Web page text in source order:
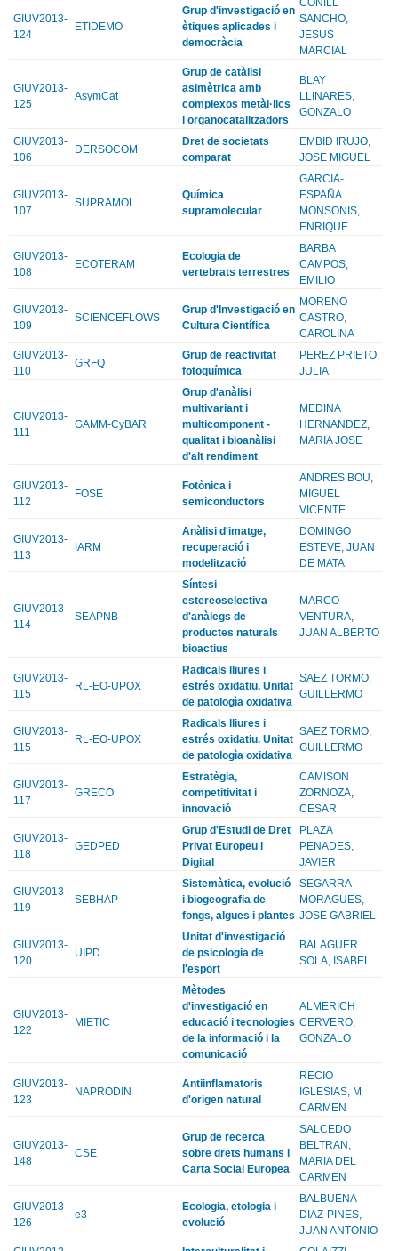
GIUV2013-
124
ETIDEMO
Grup d'investigació en
ètiques aplicades i
democràcia
SANCHO,
JESUS
MARCIAL
GIUV2013-
125
AsymCat
Grup de catàlisi
asimètrica amb
complexos metàl·lics
i organocatalitzadors
BLAY
LLINARES,
GONZALO
GIUV2013-
106
DERSOCOM
Dret de societats
comparat
EMBID IRUJO,
JOSE MIGUEL
GIUV2013-
107
SUPRAMOL
Química
supramolecular
GARCIA-
ESPAÑA
MONSONIS,
ENRIQUE
GIUV2013-
108
ECOTERAM
Ecologia de
vertebrats terrestres
BARBA
CAMPOS,
EMILIO
GIUV2013-
109
SCIENCEFLOWS
Grup d'Investigació en
Cultura Científica
MORENO
CASTRO,
CAROLINA
GIUV2013-
110
GRFQ
Grup de reactivitat
fotoquímica
PEREZ PRIETO,
JULIA
GIUV2013-
111
GAMM-CyBAR
Grup d'anàlisi
multivariant i
multicomponent -
qualitat i bioanàlisi
d'alt rendiment
MEDINA
HERNANDEZ,
MARIA JOSE
GIUV2013-
112
FOSE
Fotònica i
semiconductors
ANDRES BOU,
MIGUEL
VICENTE
GIUV2013-
113
IARM
Anàlisi d'imatge,
recuperació i
modelització
DOMINGO
ESTEVE, JUAN
DE MATA
GIUV2013-
114
SEAPNB
Síntesi
estereoselectiva
d'anàlegs de
productes naturals
bioactius
MARCO
VENTURA,
JUAN ALBERTO
GIUV2013-
115
RL-EO-UPOX
Radicals lliures i
estrés oxidatiu. Unitat
de patologìa oxidativa
SAEZ TORMO,
GUILLERMO
GIUV2013-
115
RL-EO-UPOX
Radicals lliures i
estrés oxidatiu. Unitat
de patologìa oxidativa
SAEZ TORMO,
GUILLERMO
GIUV2013-
117
GRECO
Estratègia,
competitivitat i
innovació
CAMISON
ZORNOZA,
CESAR
GIUV2013-
118
GEDPED
Grup d'Estudi de Dret
Privat Europeu i
Digital
PLAZA
PENADES,
JAVIER
GIUV2013-
119
SEBHAP
Sistemàtica, evolució
i biogeografia de
fongs, algues i plantes
SEGARRA
MORAGUES,
JOSE GABRIEL
GIUV2013-
120
UIPD
Unitat d'investigació
de psicologia de
l'esport
BALAGUER
SOLA, ISABEL
GIUV2013-
122
MIETIC
Mètodes
d'investigació en
educació i tecnologies
de la informació i la
comunicació
ALMERICH
CERVERO,
GONZALO
GIUV2013-
123
NAPRODIN
Antiinflamatoris
d'origen natural
RECIO
IGLESIAS, M
CARMEN
GIUV2013-
148
CSE
Grup de recerca
sobre drets humans i
Carta Social Europea
SALCEDO
BELTRAN,
MARIA DEL
CARMEN
GIUV2013-
126
e3
Ecologia, etologia i
evolució
BALBUENA
DIAZ-PINES,
JUAN ANTONIO